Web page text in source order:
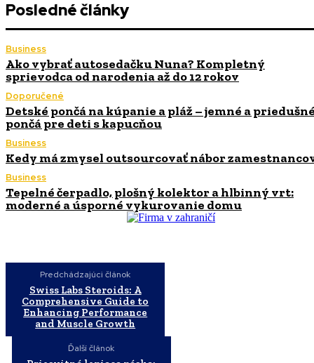
Posledné články
Business
Ako vybrať autosedačku Nuna? Kompletný
sprievodca od narodenia až do 12 rokov
Doporučené
Detské pončá na kúpanie a pláž – jemné a
pončá pre deti s kapucňou
Business
Kedy má zmysel outsourcovať nábor
Business
Tepelné čerpadlo, plošný kolektor a hlbinný vrt:
moderné a úsporné vykurovanie domu
Predchádzajúci článok
Swiss Labs Steroids: A
Comprehensive Guide to
Enhancing Performance
and Muscle Growth
Ďalší článok